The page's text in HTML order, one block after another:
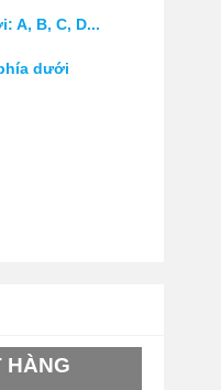
giá:
A, B, C, D...
dưới
HÀNG